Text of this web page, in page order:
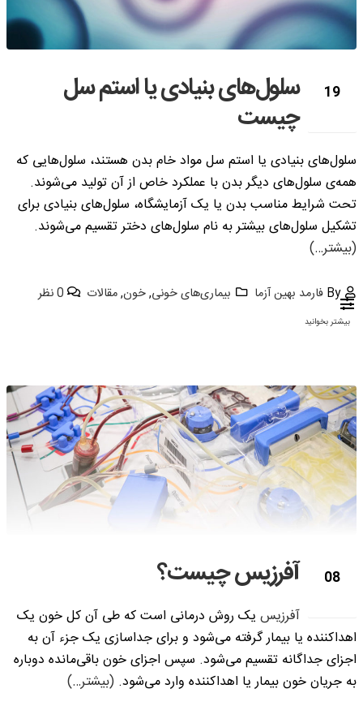
19 سلول‌های بنیادی یا استم سل
چیست
سلول‌های بنیادی یا استم سل مواد خام بدن هستند، سلول‌هایی که
همه‌ی سلول‌های دیگر بدن با عملکرد خاص از آن تولید می‌شوند.
تحت شرایط مناسب بدن یا یک آزمایشگاه، سلول‌های بنیادی برای
تشکیل سلول‌های بیشتر به نام سلول‌های دختر تقسیم می‌شوند.
(بیشتر…)
By فارمد بهین آزما بیماری‌های خونی,خون,مقالات 0 نظر
بیشتر بخوانید
08 آفرزیس چیست؟
آفرزیس یک روش درمانی است که طی آن کل خون یک
اهداکننده یا بیمار گرفته می‌شود و برای جداسازی یک جزء آن به
اجزای جداگانه تقسیم می‌شود. سپس اجزای خون باقی‌مانده دوباره
به جریان خون بیمار یا اهداکننده وارد می‌شود. (بیشتر…)